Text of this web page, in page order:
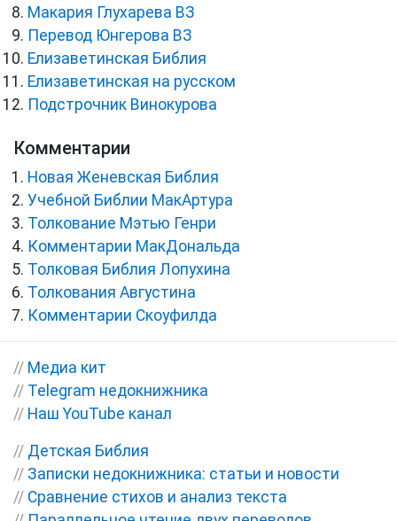
Макария Глухарева ВЗ
Перевод Юнгерова ВЗ
Елизаветинская Библия
Елизаветинская на русском
Подстрочник Винокурова
Комментарии
Новая Женевская Библия
Учебной Библии МакАртура
Толкование Мэтью Генри
Комментарии МакДональда
Толковая Библия Лопухина
Толкования Августина
Комментарии Скоуфилда
// Медиа кит
// Telegram недокнижника
// Наш YouTube канал
// Детская Библия
// Записки недокнижника: статьи и новости
// Сравнение стихов и анализ текста